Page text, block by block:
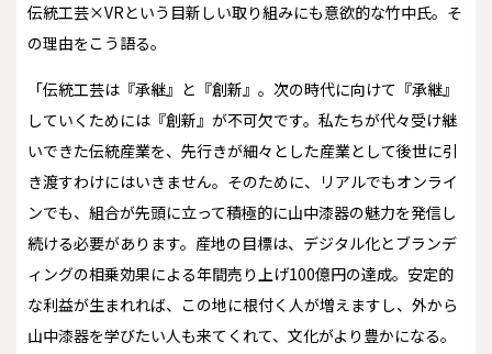
伝統工芸×VRという目新しい取り組みにも意欲的な竹中氏。そ
の理由をこう語る。
「伝統工芸は『承継』と『創新』。次の時代に向けて『承継』
していくためには『創新』が不可欠です。私たちが代々受け継
いできた伝統産業を、先行きが細々とした産業として後世に引
き渡すわけにはいきません。そのために、リアルでもオンライ
ンでも、組合が先頭に立って積極的に山中漆器の魅力を発信し
続ける必要があります。産地の目標は、デジタル化とブランデ
ィングの相乗効果による年間売り上げ100億円の達成。安定的
な利益が生まれれば、この地に根付く人が増えますし、外から
山中漆器を学びたい人も来てくれて、文化がより豊かになる。